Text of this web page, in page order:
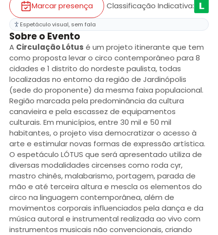
Marcar presença Classificação Indicativa:
Espetáculo visual, sem fala
Sobre o Evento
A Circulação Lótus é um projeto itinerante que tem
como proposta levar o circo contemporâneo para 8
cidades e 1 distrito do nordeste paulista, todas
localizadas no entorno da região de Jardinópolis
(sede do proponente) da mesma faixa populacional.
Região marcada pela predominância da cultura
canavieira e pela escassez de equipamentos
culturais. Em municípios, entre 30 mil e 50 mil
habitantes, o projeto visa democratizar o acesso à
arte e estimular novas formas de expressão artística.
O espetáculo LÓTUS que será apresentado utiliza de
diversas modalidades circenses como roda cyr,
mastro chinês, malabarismo, portagem, parada de
mão e até terceira altura e mescla os elementos do
circo na linguagem contemporânea, além de
movimentos corporais influenciados pela dança e da
música autoral e instrumental realizada ao vivo com
instrumentos musicais não convencionais, criando